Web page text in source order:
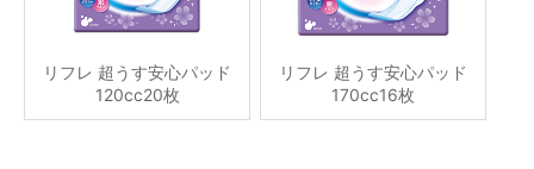
リフレ 超うす安心パッド
120cc20枚
リフレ 超うす安心パッド
170cc16枚